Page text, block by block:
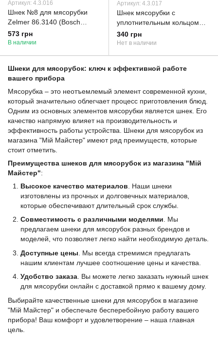
Артикул: 4.3.016
Шнек №8 для мясорубки
Zelmer 86.3140 (Bosch
12000524)
573 грн
В наличии
Артикул: 4.3.017
Шнек мясорубки с
уплотнительным кольцом
L=120 мм.
340 грн
Нет в наличии
Шнеки для мясорубок: ключ к эффективной работе
вашего прибора
Мясорубка – это неотъемлемый элемент современной кухни,
который значительно облегчает процесс приготовления блюд.
Одним из основных элементов мясорубки является шнек. Его
качество напрямую влияет на производительность и
эффективность работы устройства. Шнеки для мясорубок из
магазина "Мій Майстер" имеют ряд преимуществ, которые
стоит отметить.
Преимущества шнеков для мясорубок из магазина "Мій
Майстер":
Высокое качество материалов . Наши шнеки
изготовлены из прочных и долговечных материалов,
которые обеспечивают длительный срок службы.
Совместимость с различными моделями. Мы
предлагаем шнеки для мясорубок разных брендов и
моделей, что позволяет легко найти необходимую деталь.
Доступные цены . Мы всегда стремимся предлагать
нашим клиентам лучшее соотношение цены и качества.
Удобство заказа . Вы можете легко заказать нужный шнек
для мясорубки онлайн с доставкой прямо к вашему дому.
Выбирайте качественные шнеки для мясорубок в магазине
"Мій Майстер" и обеспечьте бесперебойную работу вашего
прибора! Ваш комфорт и удовлетворение – наша главная
цель.